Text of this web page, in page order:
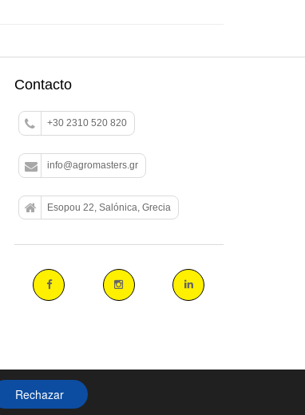
Contacto
+30 2310 520 820
info@agromasters.gr
Esopou 22, Salónica, Grecia
Rechazar